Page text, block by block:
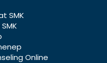
SMK
Online